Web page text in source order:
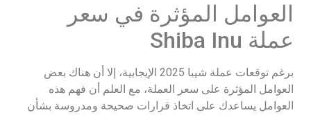
العوامل المؤثرة في سعر
عملة Shiba Inu
برغم توقعات عملة شيبا 2025 الإيجابية، إلا أن هناك بعض
العوامل المؤثرة على سعر العملة، مع العلم أن فهم هذه
العوامل يساعدك على اتخاذ قرارات صحيحة ومدروسة بشأن